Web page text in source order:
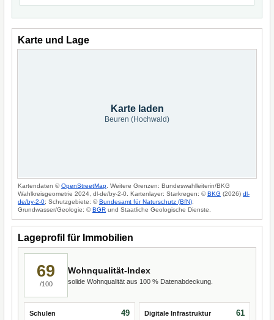
Karte und Lage
Karte laden
Beuren (Hochwald)
Kartendaten ©OpenStreetMap . Weitere Grenzen: Bundeswahlleiterin/BKG
Wahlkreisgeometrie 2024, dl-de/by-2-0. Kartenlayer: Starkregen: ©BKG (2026) dl-
de/by-2-0; Schutzgebiete: ©Bundesamt für Naturschutz (BfN);
Grundwasser/Geologie: ©BGR und Staatliche Geologische Dienste.
Lageprofil für Immobilien
69
/100
Wohnqualität-Index
solide Wohnqualität aus 100 % Datenabdeckung.
Schulen 49 Digitale Infrastruktur 61